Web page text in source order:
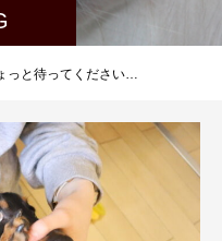
っと待ってください…